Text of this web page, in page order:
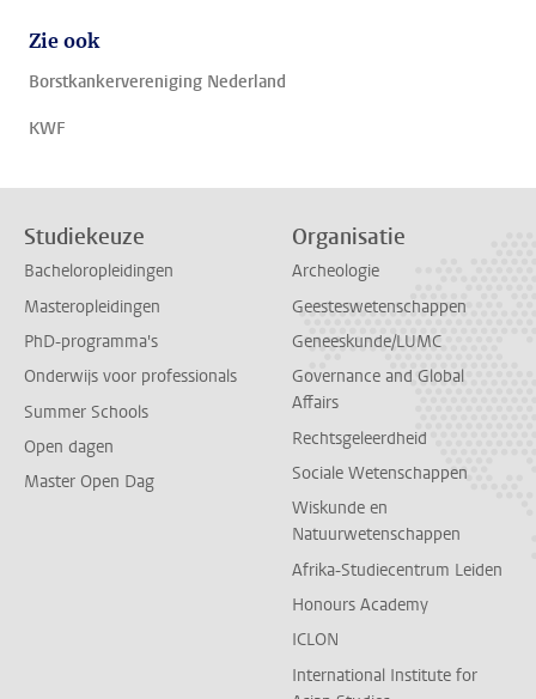
Zie ook
Borstkankervereniging Nederland
KWF
Studiekeuze
Bacheloropleidingen
Masteropleidingen
PhD-programma's
Onderwijs voor professionals
Summer Schools
Open dagen
Master Open Dag
Organisatie
Archeologie
Geesteswetenschappen
Geneeskunde/LUMC
Governance and Global
Affairs
Rechtsgeleerdheid
Sociale Wetenschappen
Wiskunde en
Natuurwetenschappen
Afrika-Studiecentrum Leiden
Honours Academy
ICLON
International Institute for